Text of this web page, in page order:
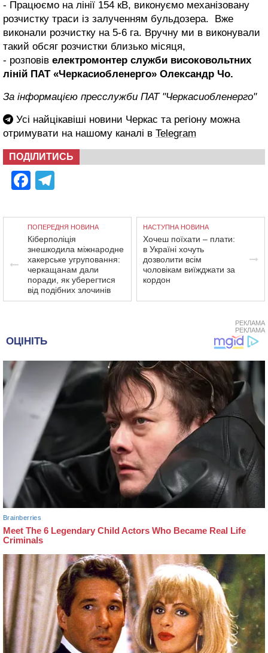
- Працюємо на лінії 154 кВ, виконуємо механізовану
розчистку траси із залученням бульдозера. Вже
виконали розчистку на 5-6 га. Вручну ми в виконували
такий обсяг розчистки близько місяця,
- розповів електромонтер служби високовольтних
ліній ПАТ «Черкасиобленерго» Олександр Чо.
За інформацією пресслужби ПАТ "Черкасиобленерго"
Усі найцікавіші новини Черкас та регіону можна
отримувати на нашому каналі в Telegram
ПОДІЛИТИСЬ
Facebook
ПОПЕРЕДНЯ НОВИНА
Кіберполіція
знешкодила міжнародне
хакерське угруповання:
черкащанам дали
поради, як уберегтися
від подібних злочинів
НАСТУПНА НОВИНА
Хочеш поїхати – плати:
в Україні хочуть
дозволити всім
чоловікам виїжджати за
кордон
РЕКЛАМА
РЕКЛАМА